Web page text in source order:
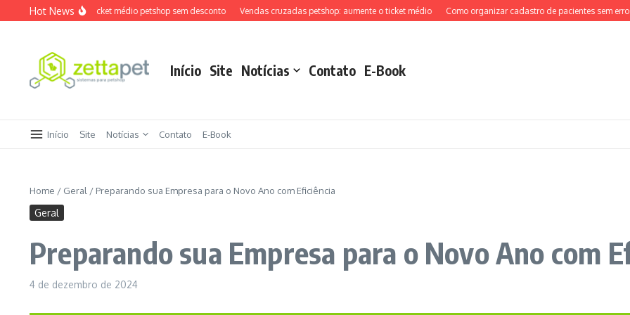
Ir para o conteúdo
Hot News
Como aumentar ticket médio petshop sem desconto Vendas cruzadas petshop: aumente o ticket médio Como organizar cadastro de pacientes sem erros
Início Site Notícias Contato E-Book
Início Site Notícias Contato E-Book
Home / Geral / Preparando sua Empresa para o Novo Ano com Eficiência
Geral
Preparando sua Empresa para o Novo Ano com
4 de dezembro de 2024